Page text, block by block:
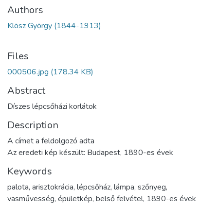
Authors
Klösz György (1844-1913)
Files
000506.jpg (178.34 KB)
Abstract
Díszes lépcsőházi korlátok
Description
A címet a feldolgozó adta
Az eredeti kép készült: Budapest, 1890-es évek
Keywords
palota, arisztokrácia, lépcsőház, lámpa, szőnyeg,
vasművesség, épületkép, belső felvétel, 1890-es évek